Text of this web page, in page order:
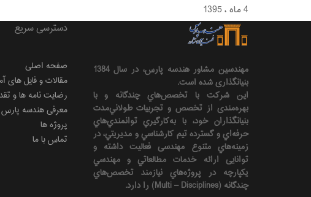
4 ماه ، 1395
مهندسين مشاور هندسه‌ پارس، در سال 1384
بنیانگذاری شده است.
این شرکت با تخصص‌هاي چندگانه و با
بهره‌مندی از تخصص و تجربيات طولاني‌مدت
بنيانگذاران خود، با به‌كارگيري توانمندي‌هاي
حرفه‌اي و گسترده تيم كارشناسي و مديريتي، در
زمينه‌هاي متنوع مهندسی فعاليت داشته و
توانایی ارائه خدمات مطالعاتي و مهندسي
يكپارچه در پروژه‌هاي نيازمند تخصص‌هاي
چندگانه (Multi – Disciplines) را دارد.
دسترسی سریع
صفحه اصلی
مقالات و فایل های
رضایت نامه ها و
معرفی هندسه پارس
پروژه ها
تماس با ما